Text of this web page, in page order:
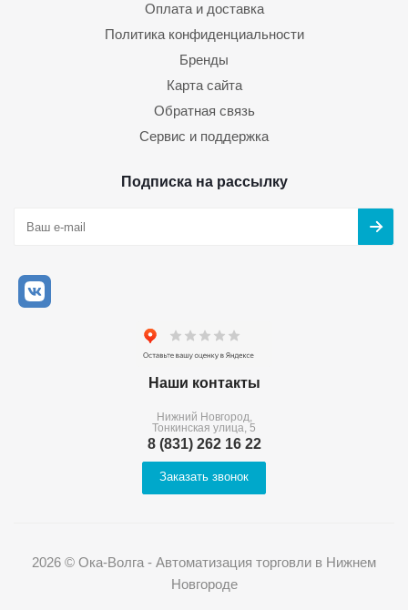
Оплата и доставка
Политика конфиденциальности
Бренды
Карта сайта
Обратная связь
Сервис и поддержка
Подписка на рассылку
Наши контакты
Нижний Новгород,
Тонкинская улица, 5
8 (831) 262 16 22
Заказать звонок
2026 © Ока-Волга - Автоматизация торговли в Нижнем
Новгороде